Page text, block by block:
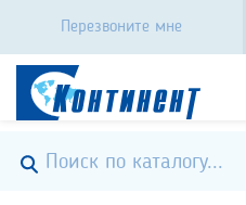
Перезвоните мне